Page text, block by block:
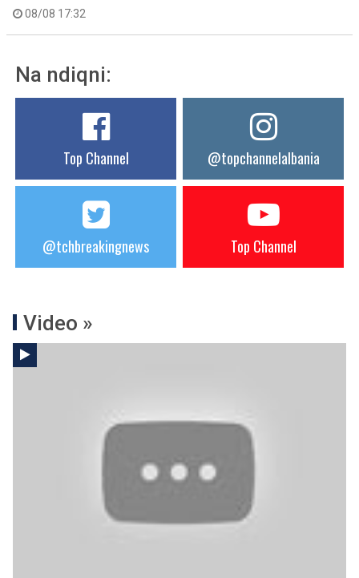
08/08 17:32
Na ndiqni:
Top Channel @topchannelalbania
@tchbreakingnews Top Channel
Video »